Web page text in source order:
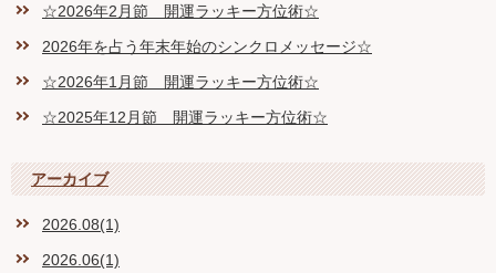
☆2026年2月節 開運ラッキー方位術☆
2026年を占う年末年始のシンクロメッセージ☆
☆2026年1月節 開運ラッキー方位術☆
☆2025年12月節 開運ラッキー方位術☆
アーカイブ
2026.08(1)
2026.06(1)